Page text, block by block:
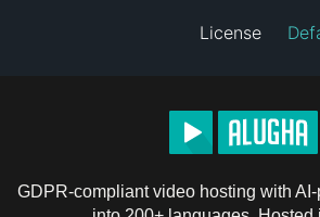
License
GDPR-compliant video hosting with